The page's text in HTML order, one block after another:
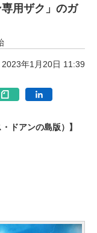
用ザク」のガ
2023年1月20日 11:39
ドアンの島版）】